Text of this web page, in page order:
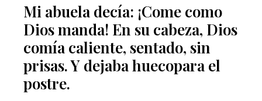
Mi abuela decía: ¡Come como
Dios manda! En su cabeza, Dios
comía caliente, sentado, sin
prisas. Y dejaba huecopara el
postre.